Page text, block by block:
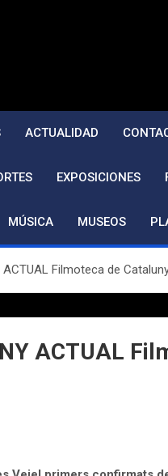
ACTUALIDAD
EXPOSICIONES
MÚSICA MUSEOS
ACTUAL Filmoteca de
ACTUAL